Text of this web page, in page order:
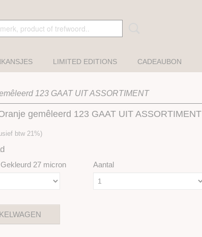
LIMITED EDITIONS CADEAUBON
123 GAAT UIT ASSORTIMENT
gemêleerd 123 GAAT UIT ASSORTIMENT
btw 21%)
27 micron Aantal